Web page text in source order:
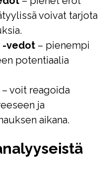
voivat tarjota
-vedot – pienempi
potentiaalia
– voit reagoida
ja
aikana.